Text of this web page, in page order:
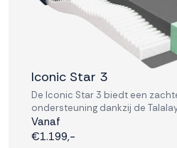
Iconic Star 3
De Iconic Star 3 biedt een
ondersteuning dankzij de
voor wie comfort zoekt zonder
stabiliteit.
Vanaf
€1.199,-